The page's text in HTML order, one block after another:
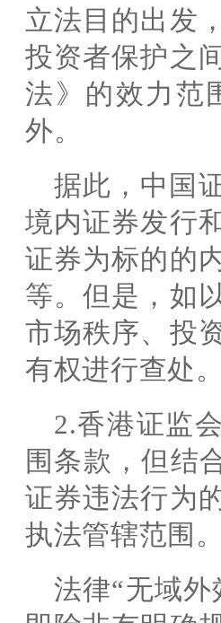
立法目的出发
投资者保护之
法》的效力范
外。
据此，中国
境内证券发行
证券为标的的
等。但是，如
市场秩序、投
有权进行查处
2.香港证监
围条款，但结
证券违法行为
执法管辖范围
法律“无域外